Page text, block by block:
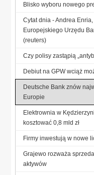
Blisko wyboru nowego
Cytat dnia - Andrea
Europejskiego Urzędu
(reuters)
Czy polisy zastąpią
Debiut na GPW wciąż
Deutsche Bank znów
Europie
Elektrownia w
kosztować 0,8 mld zł
Firmy inwestują w nowe
Grajewo rozważa
aktywów